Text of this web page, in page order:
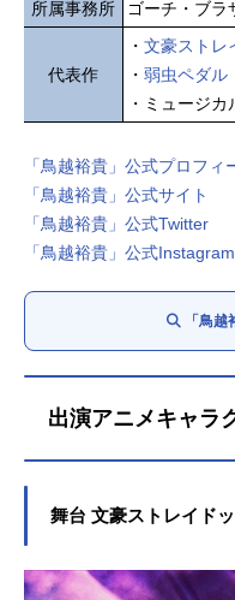
所属事務所
ゴーチ・ブラ
代表作
・ 文豪ストレ
・ 弱虫ペダル
・ミュージカ
「鳥越裕貴」公式プロフィ
「鳥越裕貴」公式サイト
「鳥越裕貴」公式Twitter
「鳥越裕貴」公式Instagram
「鳥
出演アニメキャラ
舞台 文豪ストレイド